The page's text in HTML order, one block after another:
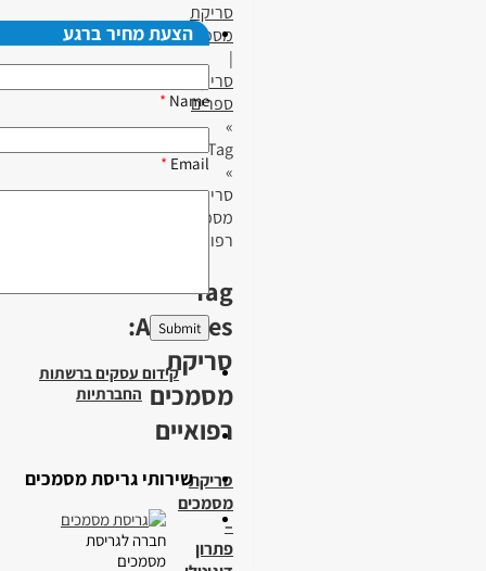
סריקת
מסמכים
|
סריקת
ספרים
»
Tag
»
סריקת
מסמכים
רפואיים
Tag
Archives:
סריקת
מסמכים
רפואיים
סריקת
מסמכים
–
פתרון
הצעת מחיר ברגע
Name
*
Email
*
קידום עסקים ברשתות
החברתיות
שירותי גריסת מסמכים
חברה לגריסת
מסמכים